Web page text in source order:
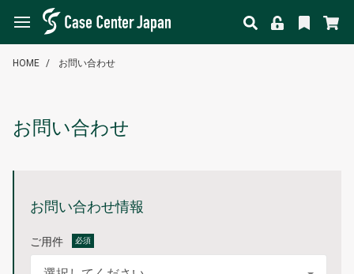
HOME お問い合わせ
お問い合わせ
お問い合わせ情報
ご用件 必須